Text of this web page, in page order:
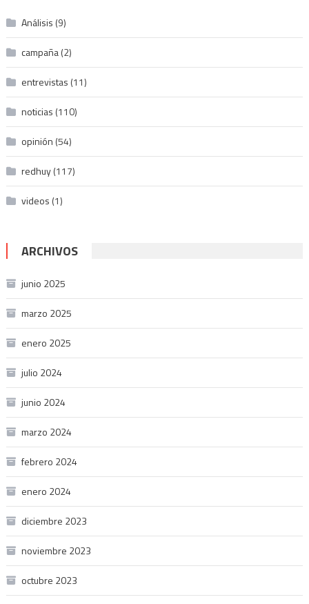
Análisis (9)
campaña(2)
entrevistas (11)
noticias (110)
opinión (54)
redhuy(117)
videos (1)
ARCHIVOS
junio 2025
marzo 2025
enero 2025
julio 2024
junio 2024
marzo 2024
febrero 2024
enero 2024
diciembre 2023
noviembre 2023
octubre 2023